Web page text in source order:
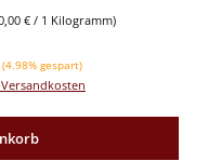
€ / 1 Kilogramm)
(4.98% gespart)